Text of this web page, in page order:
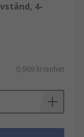
4-
0,969 kr/enhet